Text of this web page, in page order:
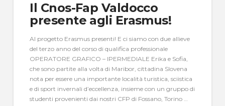
Il Cnos-Fap Valdocco
presente agli Erasmus!
Al progetto Erasmus presenti! E ci siamo con due allieve
del terzo anno del corso di qualifica professionale
OPERATORE GRAFICO – IPERMEDIALE Erika e Sofia,
che sono partite alla volta di Maribor, cittadina Slovena
nota per essere una importante località turistica, sciistica
e di sport invernali d’eccellenza, insieme con un gruppo di
studenti provenienti dai nostri CFP di Fossano, Torino …